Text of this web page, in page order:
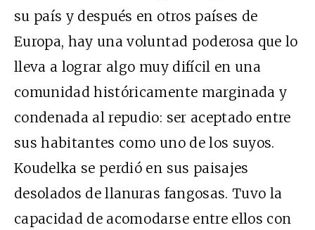
su país y después en otros países de
Europa, hay una voluntad poderosa que lo
lleva a lograr algo muy difícil en una
comunidad históricamente marginada y
condenada al repudio: ser aceptado entre
sus habitantes como uno de los suyos.
Koudelka se perdió en sus paisajes
desolados de llanuras fangosas. Tuvo la
capacidad de acomodarse entre ellos con